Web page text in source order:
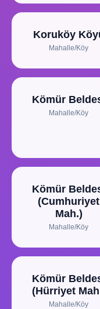
Koruköy
Mahalle/Köy
Kömür
Mahalle/Köy
Kömür
(Cumhuriyet
Mah.)
Mahalle/Köy
Kömür
(Hürriyet
Mahalle/Köy